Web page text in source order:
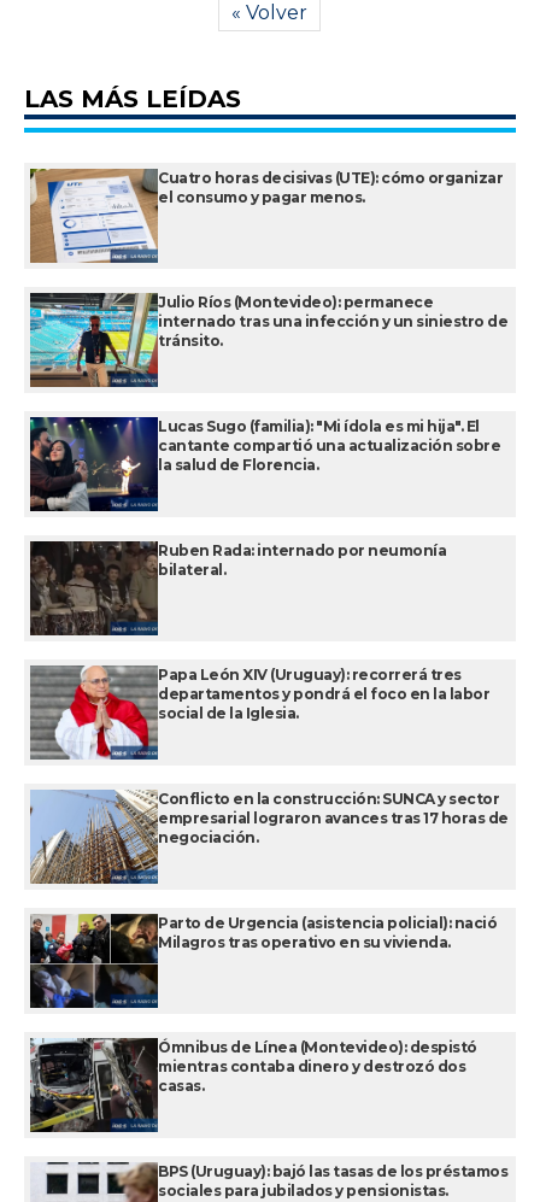
« Volver
LAS MÁS LEÍDAS
Cuatro horas decisivas (UTE): cómo organizar
el consumo y pagar menos.
Julio Ríos (Montevideo): permanece
internado tras una infección y un siniestro de
tránsito.
Lucas Sugo (familia): "Mi ídola es mi hija". El
cantante compartió una actualización sobre
la salud de Florencia.
Ruben Rada: internado por neumonía
bilateral.
Papa León XIV (Uruguay): recorrerá tres
departamentos y pondrá el foco en la labor
social de la Iglesia.
Conflicto en la construcción: SUNCA y sector
empresarial lograron avances tras 17 horas de
negociación.
Parto de Urgencia (asistencia policial): nació
Milagros tras operativo en su vivienda.
Ómnibus de Línea (Montevideo): despistó
mientras contaba dinero y destrozó dos
casas.
BPS (Uruguay): bajó las tasas de los préstamos
sociales para jubilados y pensionistas.